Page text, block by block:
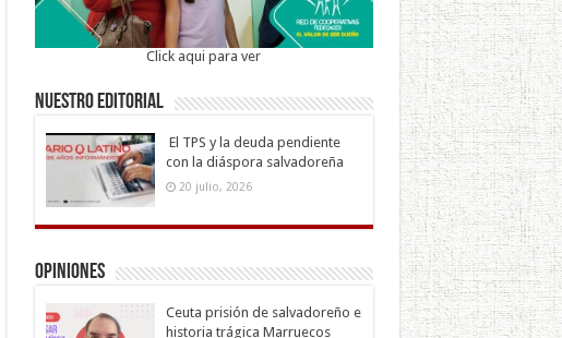
Click aqui para ver
Nuestro Editorial
El TPS y la deuda pendiente
con la diáspora salvadoreña
20 julio, 2026
Opiniones
Ceuta prisión de salvadoreño e
historia trágica Marruecos